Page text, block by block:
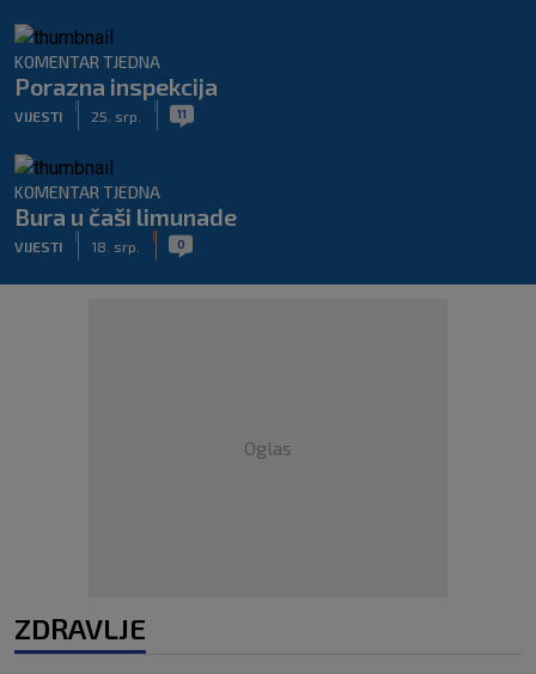
KOMENTAR TJEDNA
Porazna inspekcija
VIJESTI 25. srp. 11
KOMENTAR TJEDNA
Bura u čaši limunade
VIJESTI 18. srp. 0
Oglas
ZDRAVLJE